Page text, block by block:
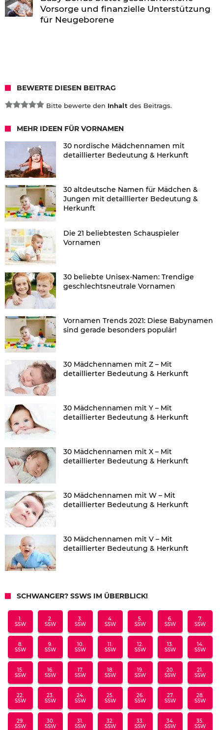
Vorsorge und finanzielle Unterstützung
für Neugeborene
BEWERTE DIESEN BEITRAG
Bitte bewerte den Inhalt des Beitrags.
MEHR IDEEN FÜR VORNAMEN
30 nordische Mädchennamen mit
detaillierter Bedeutung & Herkunft
30 altdeutsche Namen für Mädchen &
Jungen mit detaillierter Bedeutung &
Herkunft
Die 21 beliebtesten Schauspieler
Vornamen
30 beliebte Unisex-Namen: Trendige
geschlechtsneutrale Vornamen
Vornamen Trends 2021: Diese Babynamen
sind gerade besonders populär!
30 Mädchennamen mit Z – Mit
detaillierter Bedeutung & Herkunft
30 Mädchennamen mit Y – Mit
detaillierter Bedeutung & Herkunft
30 Mädchennamen mit X – Mit
detaillierter Bedeutung & Herkunft
30 Mädchennamen mit W – Mit
detaillierter Bedeutung & Herkunft
30 Mädchennamen mit V – Mit
detaillierter Bedeutung & Herkunft
SCHWANGER? SSWS IM ÜBERBLICK!
1.
SSW
2.
SSW
3.
SSW
4.
SSW
5.
SSW
6.
SSW
7.
SSW
8.
SSW
9.
SSW
10.
SSW
11.
SSW
12.
SSW
13.
SSW
14.
SSW
15.
SSW
16.
SSW
17.
SSW
18.
SSW
19.
SSW
20.
SSW
21.
SSW
22.
SSW
23.
SSW
24.
SSW
25.
SSW
26.
SSW
27.
SSW
28.
SSW
29.
SSW
30.
SSW
31.
SSW
32.
SSW
33.
SSW
34.
SSW
35.
SSW